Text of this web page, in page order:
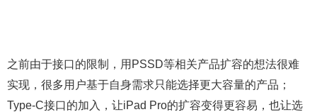
之前由于接口的限制，用PSSD等相关产品扩容的想法很难
实现，很多用户基于自身需求只能选择更大容量的产品；
Type-C接口的加入，让iPad Pro的扩容变得更容易，也让选